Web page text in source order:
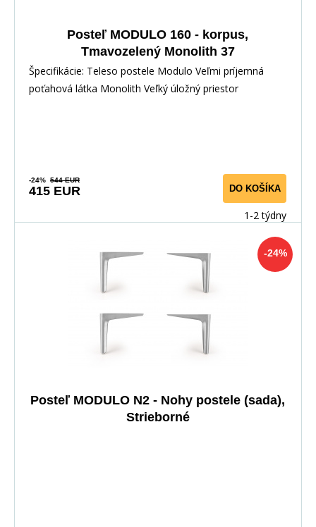
Posteľ MODULO 160 - korpus,
Tmavozelený Monolith 37
Špecifikácie: Teleso postele Modulo Veľmi príjemná
poťahová látka Monolith Veľký úložný priestor
-24% 544 EUR
415 EUR DO KOŠÍKA
1-2 týdny
-24%
Posteľ MODULO N2 - Nohy postele (sada),
Strieborné